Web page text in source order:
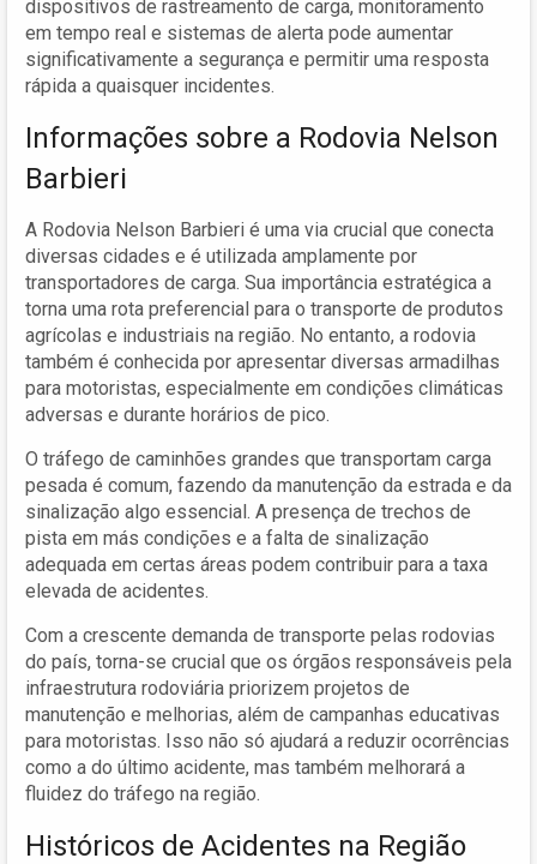
dispositivos de rastreamento de carga, monitoramento
em tempo real e sistemas de alerta pode aumentar
significativamente a segurança e permitir uma resposta
rápida a quaisquer incidentes.
Informações sobre a Rodovia Nelson
Barbieri
A Rodovia Nelson Barbieri é uma via crucial que conecta
diversas cidades e é utilizada amplamente por
transportadores de carga. Sua importância estratégica a
torna uma rota preferencial para o transporte de produtos
agrícolas e industriais na região. No entanto, a rodovia
também é conhecida por apresentar diversas armadilhas
para motoristas, especialmente em condições climáticas
adversas e durante horários de pico.
O tráfego de caminhões grandes que transportam carga
pesada é comum, fazendo da manutenção da estrada e da
sinalização algo essencial. A presença de trechos de
pista em más condições e a falta de sinalização
adequada em certas áreas podem contribuir para a taxa
elevada de acidentes.
Com a crescente demanda de transporte pelas rodovias
do país, torna-se crucial que os órgãos responsáveis pela
infraestrutura rodoviária priorizem projetos de
manutenção e melhorias, além de campanhas educativas
para motoristas. Isso não só ajudará a reduzir ocorrências
como a do último acidente, mas também melhorará a
fluidez do tráfego na região.
Históricos de Acidentes na Região